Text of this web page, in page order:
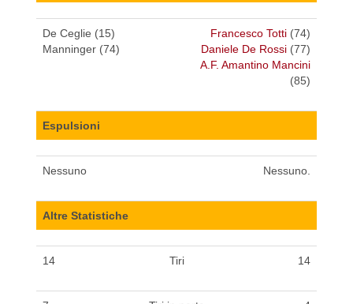
De Ceglie (15)
Manninger (74)
Francesco Totti (74)
Daniele De Rossi (77)
A.F. Amantino Mancini
(85)
Espulsioni
Nessuno Nessuno.
Altre Statistiche
14 Tiri 14